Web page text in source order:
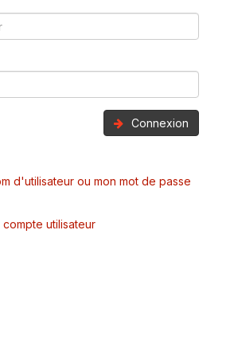
Connexion
d'utilisateur ou mon mot de passe
utilisateur